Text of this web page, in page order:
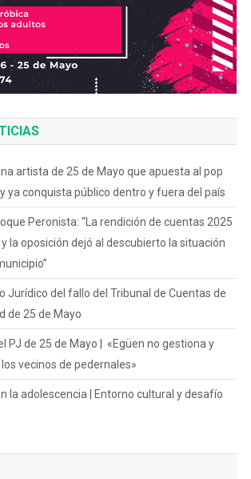
artista de 25 de Mayo que apuesta al pop
ya conquista público dentro y fuera del país
Peronista: “La rendición de cuentas 2025
la oposición dejó al descubierto la situación
Jurídico del fallo del Tribunal de Cuentas de
de 25 de Mayo
PJ de 25 de Mayo | «Egüen no gestiona y
vecinos de pedernales»
la adolescencia | Entorno cultural y desafío